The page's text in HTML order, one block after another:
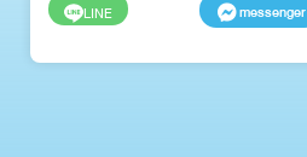
LINE messenger